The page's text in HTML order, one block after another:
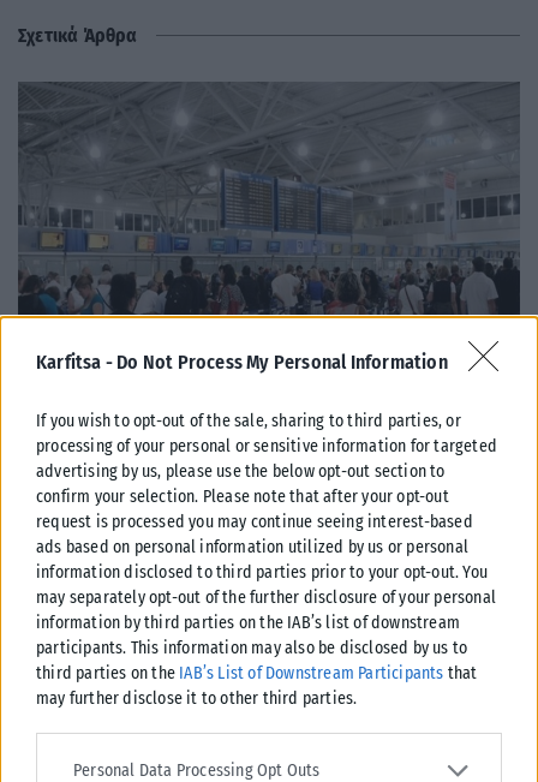
Karfitsa - Do Not Process My Personal Information
If you wish to opt-out of the sale, sharing to third parties, or
processing of your personal or sensitive information for targeted
advertising by us, please use the below opt-out section to
confirm your selection. Please note that after your opt-out
request is processed you may continue seeing interest-based
ads based on personal information utilized by us or personal
information disclosed to third parties prior to your opt-out. You
may separately opt-out of the further disclosure of your personal
information by third parties on the IAB’s list of downstream
participants. This information may also be disclosed by us to
third parties on the IAB’s List of Downstream Participants that
may further disclose it to other third parties.
Please note that this website/app uses one or more Google
services and may gather and store information including but not
Personal Data Processing Opt Outs
Σχετικά Άρθρα
ΕΛΛΆΔΑ
Από σήμερα μόνο με νέου τύπου ταυτότητα ή διαβατήριο τα
ταξίδια στο εξωτερικό
Από σήμερα, 3 Αυγούστου, οι παλαιού τύπου «μπλε» αστυνομικές
ταυτότητες παύουν να ισχύουν ως ταξιδιωτικά έγγραφα για το
εξωτερικό, με...
ΑΝΑΡΤΉΘΗΚΕ ΑΠΌ KARFITSANEWS 03/08/2026